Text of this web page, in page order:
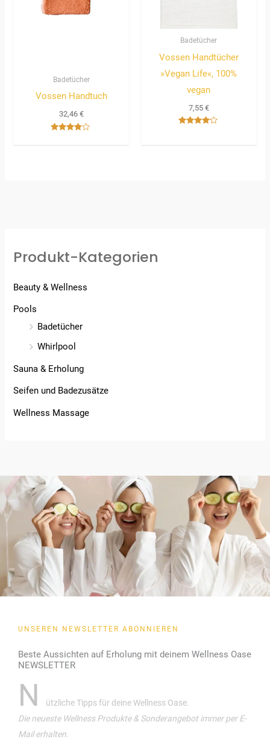
Badetücher
Vossen Handtuch
32,46 €
Badetücher
Vossen Handtücher
»Vegan Life«, 100%
vegan
7,55 €
Produkt-Kategorien
Beauty & Wellness
Pools
Badetücher
Whirlpool
Sauna & Erholung
Seifen und Badezusätze
Wellness Massage
UNSEREN NEWSLETTER ABONNIEREN
Beste Aussichten auf Erholung mit deinem Wellness Oase
NEWSLETTER
N
ützliche Tipps für deine Wellness Oase.
Die neueste Wellness Produkte & Sonderangebot immer per E-
Mail erhalten.